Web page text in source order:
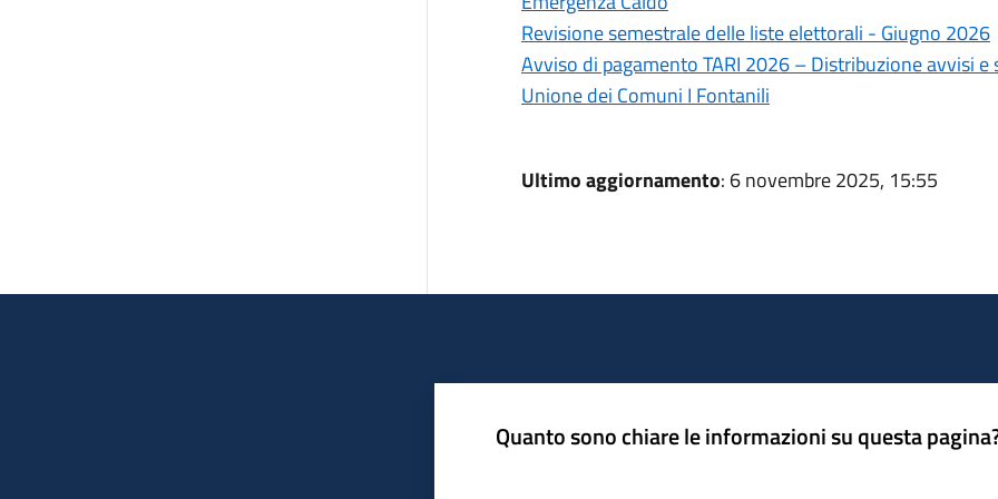
Revisione semestrale delle liste elettorali - Giugno 2026
Avviso di pagamento TARI 2026 – Distribuzione avvisi e
Unione dei Comuni I Fontanili
Ultimo aggiornamento: 6 novembre 2025, 15:55
Quanto sono chiare le informazioni su questa